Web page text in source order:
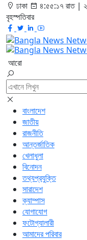
ঢাকা ৪:৫৫:১৮ রাত|
বৃহস্পতিবার
আরো
বাংলাদেশ
জাতীয়
রাজনীতি
আন্তর্জাতিক
খেলাধুলা
বিনোদন
তথ্যপ্রযুক্তি
সারাদেশ
ক্যাম্পাস
যোগাযোগ
ফটোগ্যালারী
আমাদের পরিবার